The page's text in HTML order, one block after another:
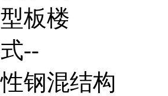
板楼
--
钢混结构